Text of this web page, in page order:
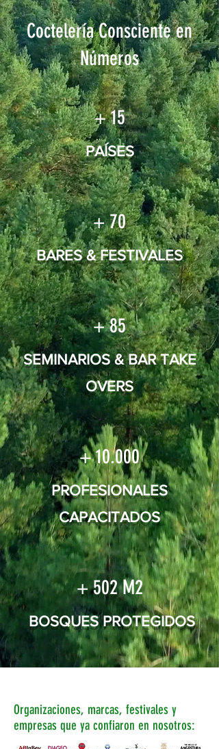
Coctelería Consciente en
Números
+ 15
PAÍSES
+ 70
BARES & FESTIVALES
+ 85
SEMINARIOS & BAR TAKE
OVERS
+ 10.000
PROFESIONALES
CAPACITADOS
+ 502 M2
BOSQUES PROTEGIDOS
Organizaciones, marcas, festivales y
empresas que ya confiaron en nosotros: